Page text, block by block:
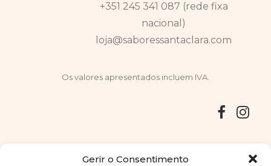
Gerir o Consentimento
+351 245 341 087 (rede fixa
nacional)
loja@saboressantaclara.com
Os valores apresentados incluem IVA.